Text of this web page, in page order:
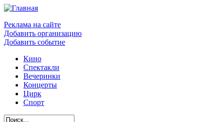
Реклама на сайте
Добавить организацию
Добавить событие
Кино
Спектакли
Вечеринки
Концерты
Цирк
Спорт